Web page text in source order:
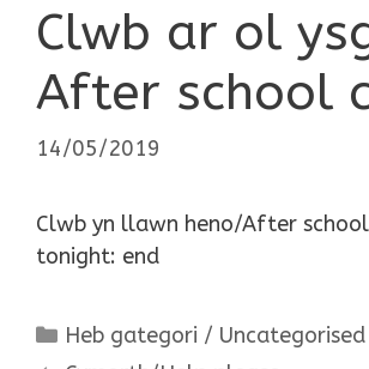
Clwb ar ol
After school
14/05/2019
Clwb yn llawn heno/After
tonight: end
Categories
Heb gategori / Uncategorised